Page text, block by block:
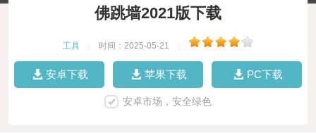
佛跳墙2021版下载
工具 时间：2025-05-21
安卓下载 苹果下载 PC下载
安卓市场，安全绿色